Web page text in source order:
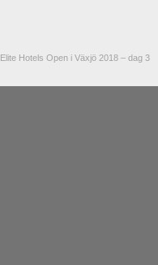
Elite Hotels Open i Växjö 2018 – dag 3